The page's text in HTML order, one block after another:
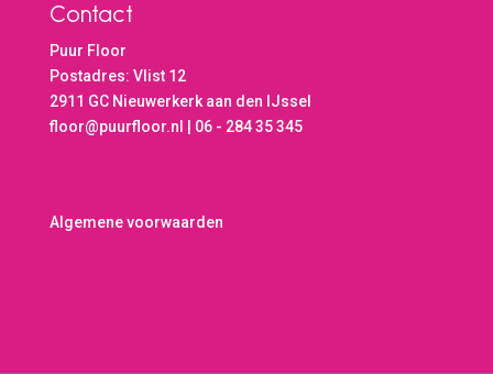
Contact
Puur Floor
Postadres: Vlist 12
2911 GC Nieuwerkerk aan den IJssel
floor@puurfloor.nl | 06 - 284 35 345
Algemene voorwaarden